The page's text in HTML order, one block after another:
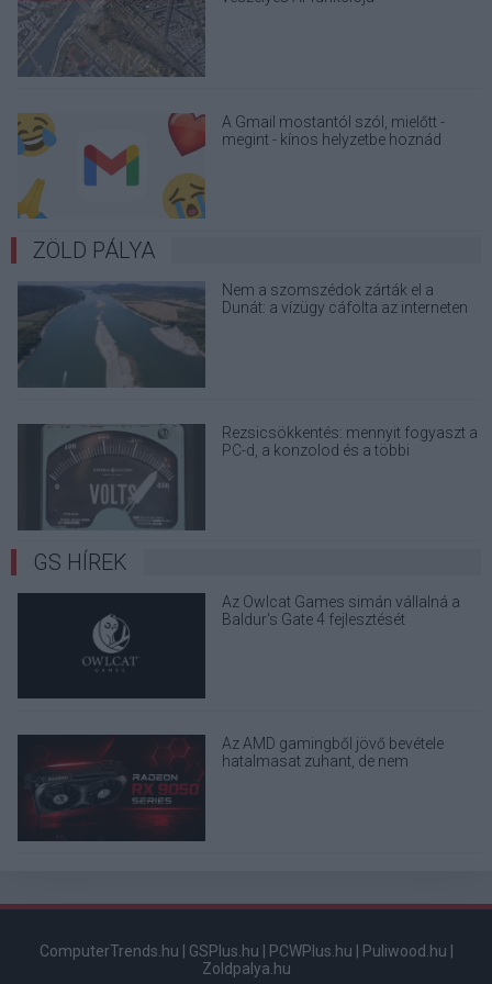
A Gmail mostantól szól, mielőtt -
megint - kínos helyzetbe hoznád
ZÖLD PÁLYA
Nem a szomszédok zárták el a
Dunát: a vízügy cáfolta az interneten
Rezsicsökkentés: mennyit fogyaszt a
PC-d, a konzolod és a többi
GS HÍREK
Az Owlcat Games simán vállalná a
Baldur's Gate 4 fejlesztését
Az AMD gamingből jövő bevétele
hatalmasat zuhant, de nem
ComputerTrends.hu GSPlus.hu PCWPlus.hu Puliwood.hu
Zoldpalya.hu